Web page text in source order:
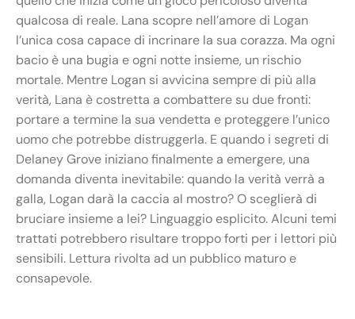
qualcosa di reale. Lana scopre nell’amore di Logan
l’unica cosa capace di incrinare la sua corazza. Ma ogni
bacio è una bugia e ogni notte insieme, un rischio
mortale. Mentre Logan si avvicina sempre di più alla
verità, Lana è costretta a combattere su due fronti:
portare a termine la sua vendetta e proteggere l’unico
uomo che potrebbe distruggerla. E quando i segreti di
Delaney Grove iniziano finalmente a emergere, una
domanda diventa inevitabile: quando la verità verrà a
galla, Logan darà la caccia al mostro? O sceglierà di
bruciare insieme a lei? Linguaggio esplicito. Alcuni temi
trattati potrebbero risultare troppo forti per i lettori più
sensibili. Lettura rivolta ad un pubblico maturo e
consapevole.